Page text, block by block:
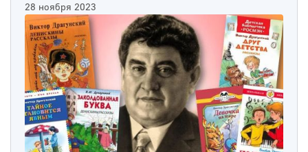
28 ноября 2023